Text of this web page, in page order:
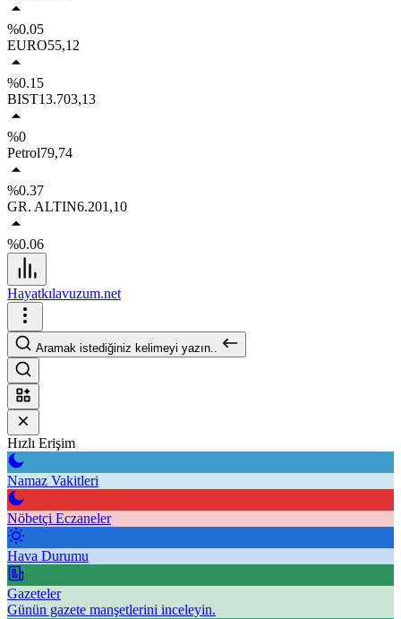
%0.05
EURO55,12
%0.15
BIST13.703,13
%0
Petrol79,74
%0.37
GR. ALTIN6.201,10
%0.06
Hayatkılavuzum.net
Aramak istediğiniz kelimeyi yazın..
Hızlı Erişim
Namaz Vakitleri
Nöbetçi Eczaneler
Hava Durumu
Gazeteler
Günün gazete manşetlerini inceleyin.